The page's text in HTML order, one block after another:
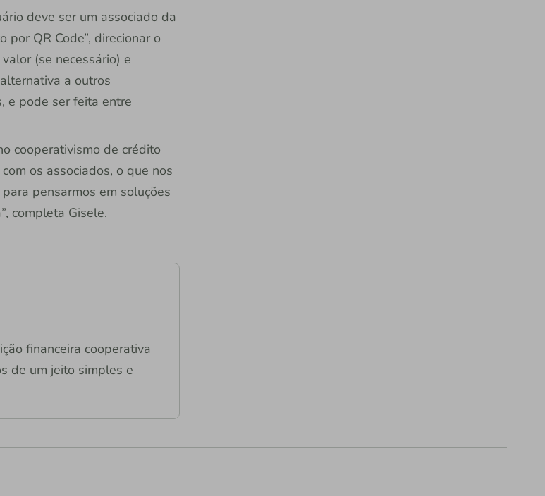
deve ser um associado da
por QR Code”, direcionar o
(se necessário) e
a outros
e pode ser feita entre
cooperativismo de crédito
os associados, o que nos
pensarmos em soluções
completa Gisele.
financeira cooperativa
de um jeito simples e